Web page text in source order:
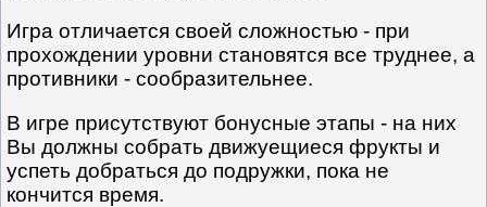
Игра отличается своей сложностью - при
прохождении уровни становятся все труднее, а
противники - сообразительнее.
В игре присутствуют бонусные этапы - на них
Вы должны собрать движуещиеся фрукты и
успеть добраться до подружки, пока не
кончится время.